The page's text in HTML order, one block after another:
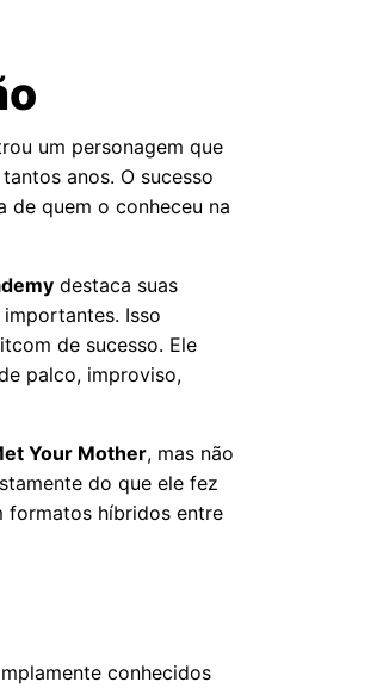
um personagem que
anos. O sucesso
de quem o conheceu na
destaca suas
Isso
de sucesso. Ele
palco, improviso,
Your Mother, mas não
do que ele fez
formatos híbridos entre
conhecidos